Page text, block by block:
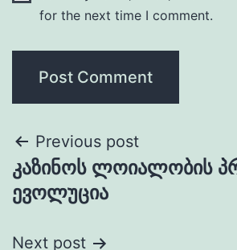
for the next time I comment.
Previous post
კაზინოს ლოიალობის
ევოლუცია
Next post